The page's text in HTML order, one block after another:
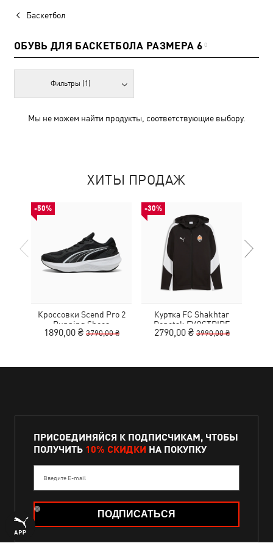
Баскетбол
ОБУВЬ ДЛЯ БАСКЕТБОЛА РАЗМЕРА 6 0
Фильтры (1)
Мы не можем найти продукты, соответствующие выбору.
ХИТЫ ПРОДАЖ
-50%
Кроссовки Scend Pro 2
Running Shoes
1890,00 ₴ 3790,00 ₴
-30%
Куртка FC Shakhtar
Donetsk EVOSTRIPE
Hooded Jacket
2790,00 ₴ 3990,00 ₴
ПРИСОЕДИНЯЙСЯ К ПОДПИСЧИКАМ, ЧТОБЫ
ПОЛУЧИТЬ 10% СКИДКИ НА ПОКУПКУ
Введите E-mail
ПОДПИСАТЬСЯ